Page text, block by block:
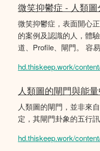
微笑抑鬱症 - 人類
微笑抑鬱症，表面開心
的案例及認識的人，體
道、Profile、閘門。 容
hd.thiskeep.work/
人類圖的閘門與能
人類圖的閘門，並非來
定，其閘門卦象的五行
hd.thiskeep.work/